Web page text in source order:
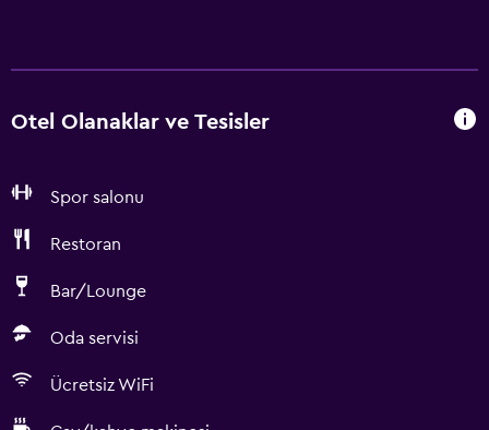
Otel Olanaklar ve Tesisler
Spor salonu
Restoran
Bar/Lounge
Oda servisi
Ücretsiz WiFi